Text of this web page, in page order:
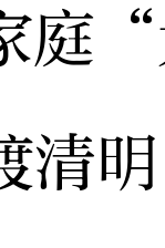
庭“
清